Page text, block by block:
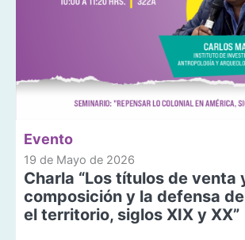
Evento
19 de Mayo de 2026
Charla “Los títulos de venta
composición y la defensa
el territorio, siglos XIX y XX”